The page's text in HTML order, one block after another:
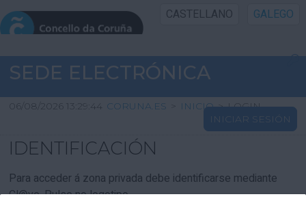
CASTELLANO GALEGO
INICIO SEDE
INICIO
INFORMACIÓN PÚBLICA
CARTAFOL CIDADÁN
SEDE ELECTRÓNICA
06/08/2026 13:29:44 CORUNA.ES > INICIO > LOGIN
INICIAR SESIÓN
IDENTIFICACIÓN
Para acceder á zona privada debe identificarse mediante
Cl@ve. Pulse no logotipo